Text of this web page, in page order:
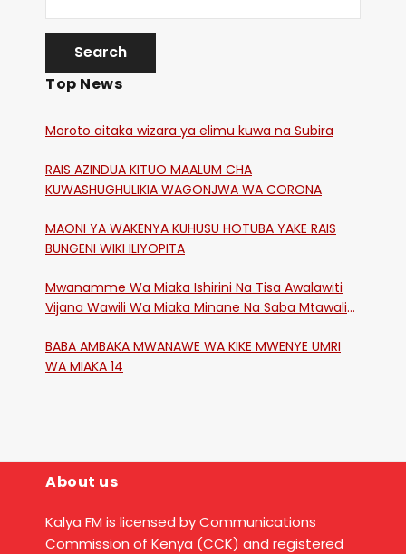
Top News
Moroto aitaka wizara ya elimu kuwa na Subira
RAIS AZINDUA KITUO MAALUM CHA
KUWASHUGHULIKIA WAGONJWA WA CORONA
MAONI YA WAKENYA KUHUSU HOTUBA YAKE RAIS
BUNGENI WIKI ILIYOPITA
Mwanamme Wa Miaka Ishirini Na Tisa Awalawiti
Vijana Wawili Wa Miaka Minane Na Saba Mtawalia
BABA AMBAKA MWANAWE WA KIKE MWENYE UMRI
WA MIAKA 14
About us
Kalya FM is licensed by Communications
Commission of Kenya (CCK) and registered